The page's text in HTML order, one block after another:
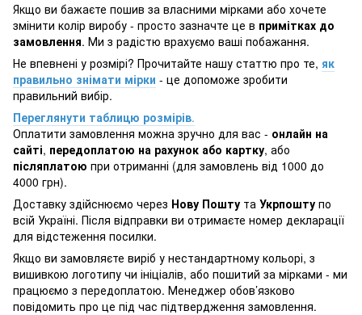
Якщо ви бажаєте пошив за власними мірками або хочете
змінити колір виробу - просто зазначте це в примітках до
замовлення. Ми з радістю врахуємо ваші побажання.
Не впевнені у розмірі? Прочитайте нашу статтю про те, як
правильно знімати мірки - це допоможе зробити
правильний вибір.
Переглянути таблицю розмірів.
Оплатити замовлення можна зручно для вас - онлайн на
сайті, передоплатою на рахунок або картку, або
післяплатою при отриманні (для замовлень від 1000 до
4000 грн).
Доставку здійснюємо через Нову Пошту та Укрпошту по
всій Україні. Після відправки ви отримаєте номер декларації
для відстеження посилки.
Якщо ви замовляєте виріб у нестандартному кольорі, з
вишивкою логотипу чи ініціалів, або пошитий за мірками - ми
працюємо з передоплатою. Менеджер обов’язково
повідомить про це під час підтвердження замовлення.